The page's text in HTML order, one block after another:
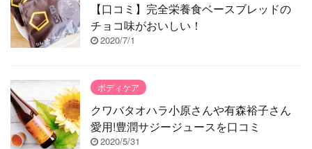
【口コミ】完全栄養食ベースブレッドの
チョコ味がおいしい！
2020/7/1
ボディケア
クワバタオハラ小原さんや有森裕子さん
愛用!豊潤サジージュースを口コミ
2020/5/31